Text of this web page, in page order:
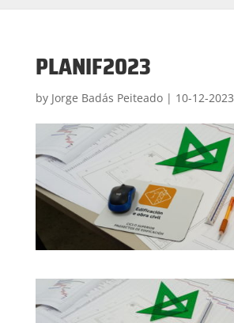
PLANIF2023
by Jorge Badás Peiteado| 10-12-2023